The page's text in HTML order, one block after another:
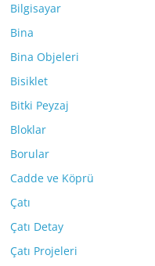
Bilgisayar
Bina
Bina Objeleri
Bisiklet
Bitki Peyzaj
Bloklar
Borular
Cadde ve Köprü
Çatı
Çatı Detay
Çatı Projeleri